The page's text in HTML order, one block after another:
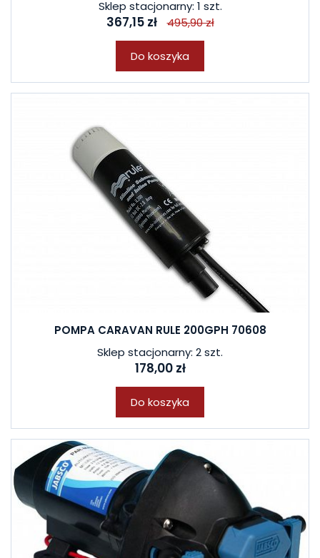
Sklep stacjonarny: 1 szt.
367,15 zł 495,90 zł
Do koszyka
POMPA CARAVAN RULE 200GPH 70608
Sklep stacjonarny: 2 szt.
178,00 zł
Do koszyka